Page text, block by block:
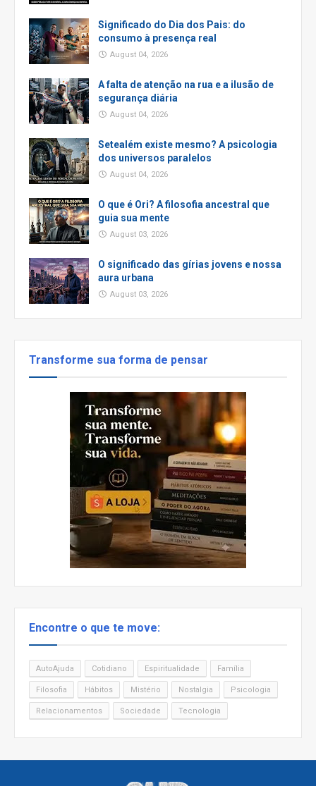
Significado do Dia dos Pais: do
consumo à presença real
August 04, 2026
A falta de atenção na rua e a ilusão de
segurança diária
August 04, 2026
Setealém existe mesmo? A psicologia
dos universos paralelos
August 04, 2026
O que é Ori? A filosofia ancestral que
guia sua mente
August 03, 2026
O significado das gírias jovens e nossa
aura urbana
August 03, 2026
Transforme sua forma de pensar
Encontre o que te move:
AutoAjuda Cotidiano Espiritualidade Família
Filosofia Hábitos Mistério Nostalgia Psicologia
Relacionamentos Sociedade Tecnologia